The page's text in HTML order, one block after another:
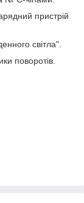
пристрій
світла".
поворотів.